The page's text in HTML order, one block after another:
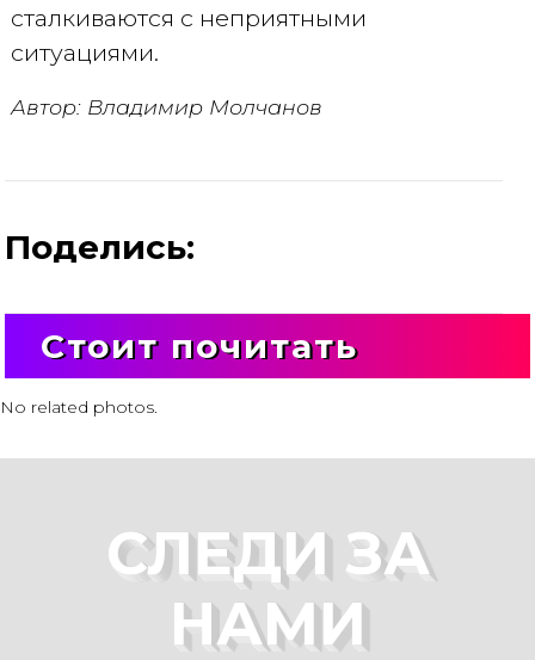
сталкиваются с неприятными
ситуациями.
Автор: Владимир Молчанов
Поделись:
Стоит почитать
No related photos.
СЛЕДИ ЗА
НАМИ